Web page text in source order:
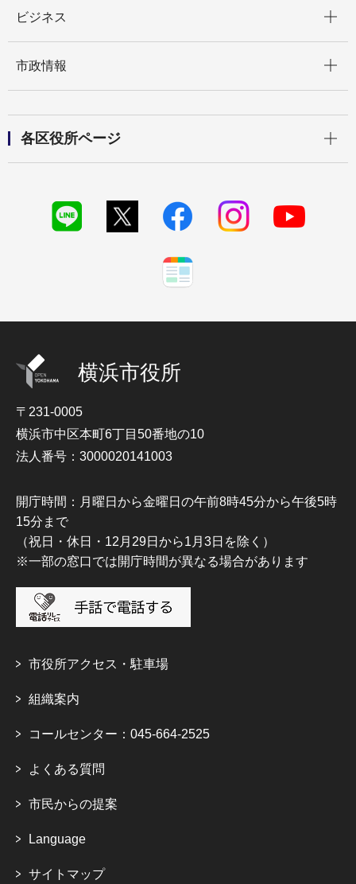
ビジネス
市政情報
各区役所ページ
横浜市役所
〒231-0005
横浜市中区本町6丁目50番地の10
法人番号：3000020141003
開庁時間：月曜日から金曜日の午前8時45分から午後5時
15分まで
（祝日・休日・12月29日から1月3日を除く）
※一部の窓口では開庁時間が異なる場合があります
市役所アクセス・駐車場
組織案内
コールセンター：045-664-2525
よくある質問
市民からの提案
Language
サイトマップ